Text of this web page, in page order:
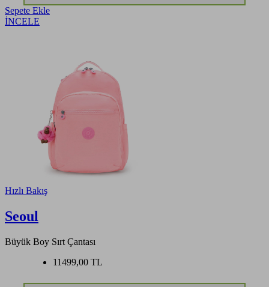
Sepete Ekle
İNCELE
Hızlı Bakış
Seoul
Büyük Boy Sırt Çantası
11499,00 TL